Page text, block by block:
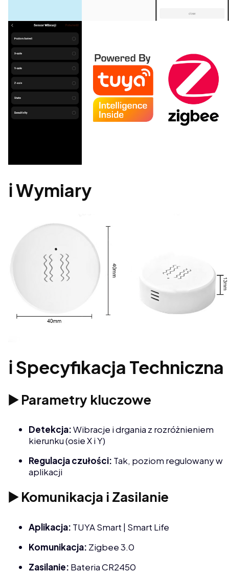
ℹ️ Wymiary
ℹ️ Specyfikacja Techniczna
▶️ Parametry kluczowe
Detekcja:Wibracje i drgania z rozróżnieniem
kierunku (osie X i Y)
Regulacja czułości: Tak, poziom regulowany w
aplikacji
▶️ Komunikacja i Zasilanie
Aplikacja: TUYA Smart | Smart Life
Komunikacja: Zigbee 3.0
Zasilanie: Bateria CR2450